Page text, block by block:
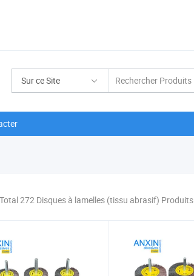
Sur ce Site
Total 272 Disques à lamelles (tissu abrasif) Produits